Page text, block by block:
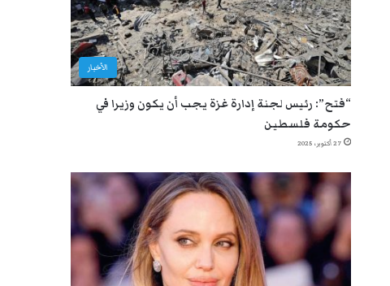
الأخبار
“فتح”: رئيس لجنة إدارة غزة يجب أن يكون وزيرا في
حكومة فلسطين
27 أكتوبر، 2025